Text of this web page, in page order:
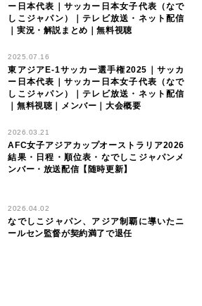
ー日本代表｜サッカー日本女子代表（なで
しこジャパン）｜テレビ放送・ネット配信
｜実況・解説まとめ｜無料視聴
2025.07.16
東アジアE-1サッカー選手権2025｜サッカ
ー日本代表｜サッカー日本女子代表（なで
しこジャパン）｜テレビ放送・ネット配信
｜無料視聴｜メンバー｜大会概要
2026.03.21
AFC女子アジアカップオーストラリア2026
結果・日程・順位表・なでしこジャパンメ
ンバー・放送配信【随時更新】
2026.04.02
なでしこジャパン、アジア制覇に導いたニ
ールセン監督が契約満了で退任